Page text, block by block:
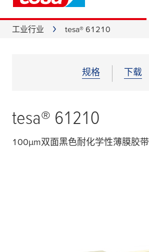
工业行业 tesa® 61210
规格 下载
tesa® 61210
100µm双面黑色耐化学性薄膜胶带